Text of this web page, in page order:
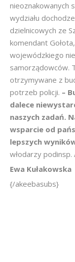
nieoznakowanych
wydziału
dzielnicowych ze
komendant
wojewódzkiego
samorządowców.
otrzymywane z
potrzeb policji. –
dalece
naszych zadań.
wsparcie od
lepszych
włodarzy podinsp.
Ewa Kułakowska
{/akeebasubs}